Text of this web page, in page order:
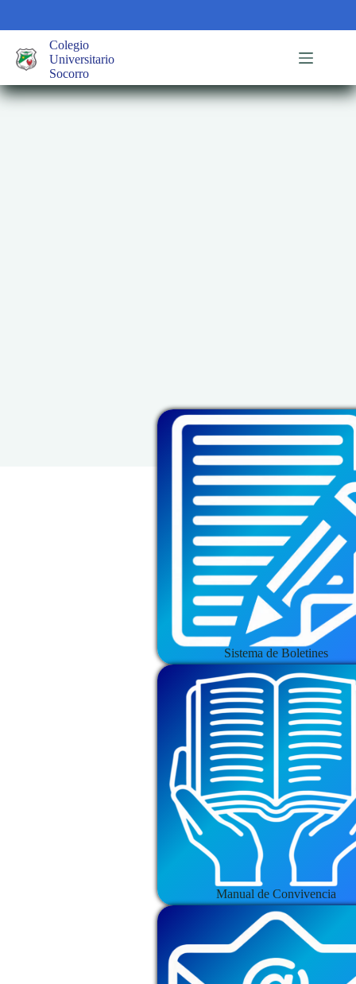
contenido
Colegio
Universitario
Socorro
Sistema de Boletines
Manual de Convivencia